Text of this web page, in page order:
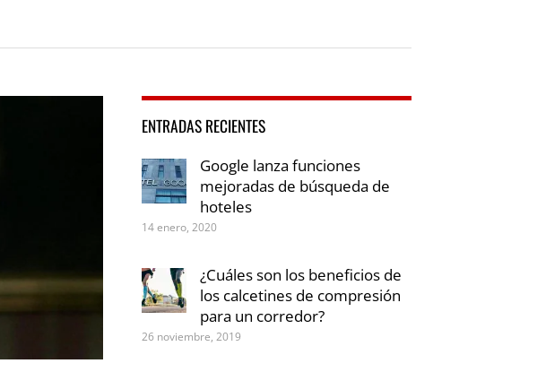
ENTRADAS RECIENTES
Google lanza funciones
mejoradas de búsqueda de
hoteles
14 enero, 2020
¿Cuáles son los beneficios de
los calcetines de compresión
para un corredor?
26 noviembre, 2019